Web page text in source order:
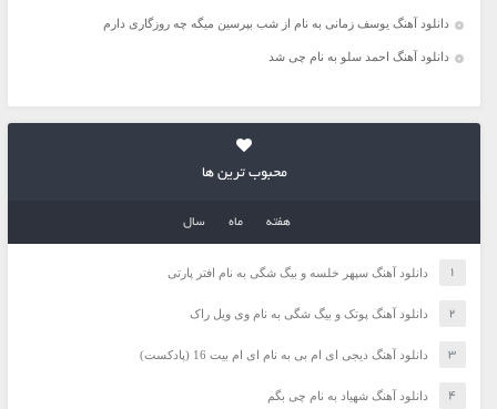
دانلود آهنگ یوسف زمانی به نام از شب بپرسین میگه چه روزگاری دارم
دانلود آهنگ احمد سلو به نام چی شد
محبوب ترین ها
هفته ماه سال
دانلود آهنگ سپهر خلسه و بیگ شگی به نام افتر پارتی
دانلود آهنگ پوتک و بیگ شگی به نام وی ویل راک
دانلود آهنگ دیجی ای ام بی به نام ای ام بیت 16 (پادکست)
دانلود آهنگ شهیاد به نام چی بگم